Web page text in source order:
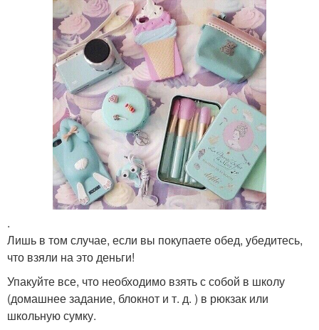
.
Лишь в том случае, если вы покупаете обед, убедитесь,
что взяли на это деньги!
Упакуйте все, что необходимо взять с собой в школу
(домашнее задание, блокнот и т. д. ) в рюкзак или
школьную сумку.